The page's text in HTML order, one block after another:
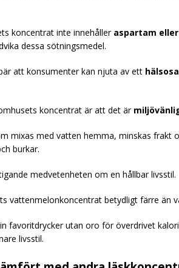
koncentrat inte innehåller aspartam
dessa sötningsmedel.
att konsumenter kan njuta av ett
koncentrat är att det är
mixas med vatten hemma, minskas frakt
burkar.
medvetenheten om en hållbar livsstil.
vattenmelonkoncentrat betydligt färre än
favoritdrycker utan oro för överdrivet
livsstil.